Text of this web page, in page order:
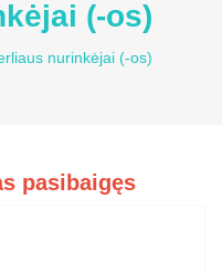
(-os)
nurinkėjai (-os)
pasibaigęs